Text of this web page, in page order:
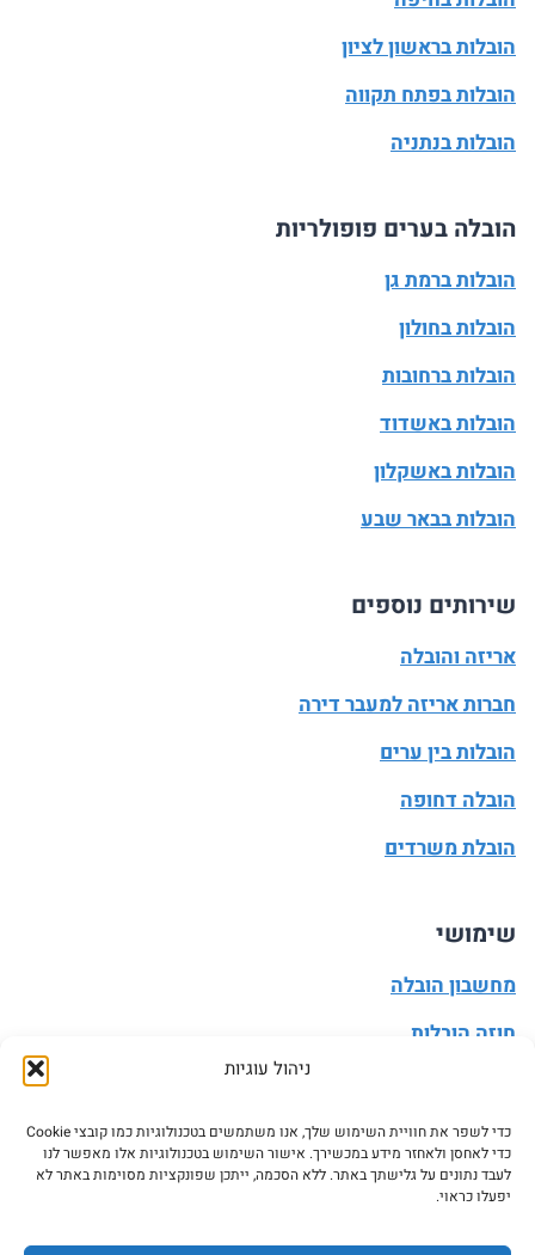
ניהול עוגיות
כדי לשפר את חוויית השימוש שלך, אנו משתמשים בטכנולוגיות כמו קובצי Cookie
כדי לאחסן ולאחזר מידע במכשירך. אישור השימוש בטכנולוגיות אלו מאפשר לנו
לעבד נתונים על גלישתך באתר. ללא הסכמה, ייתכן שפונקציות מסוימות באתר לא
יפעלו כראוי.
הובלות בראשון לציון
הובלות בפתח תקווה
הובלות בנתניה
הובלה בערים פופולריות
הובלות ברמת גן
הובלות בחולון
הובלות ברחובות
הובלות באשדוד
הובלות באשקלון
הובלות בבאר שבע
שירותים נוספים
אריזה והובלה
חברות אריזה למעבר דירה
הובלות בין ערים
הובלה דחופה
הובלת משרדים
שימושי
מחשבון הובלה
חוזה הובלות
הובלה עצמית
עדכון כתובת